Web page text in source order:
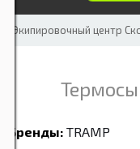
Экипировочный центр
Бренды: TRAMP